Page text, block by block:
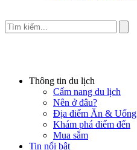
Thông tin du lịch
Cẩm nang du lịch
Nên ở đâu?
Địa điểm Ăn & Uống
Khám phá điểm đến
Mua sắm
Tin nổi bật